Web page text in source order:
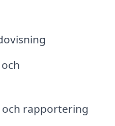
rapportering